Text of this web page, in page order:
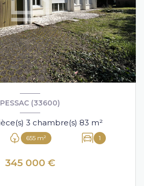
PESSAC (33600)
Maison 5 pièce(s) 3 chambre(s) 83 m²
655 m² 1
345 000 €